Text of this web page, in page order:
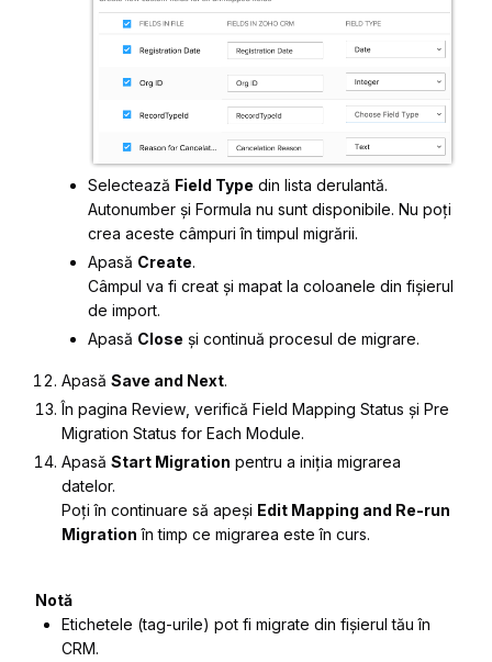
Selectează Field Type din lista derulantă.
Autonumber și Formula nu sunt disponibile. Nu poți
crea aceste câmpuri în timpul migrării.
Apasă Create.
Câmpul va fi creat și mapat la coloanele din fișierul
de import.
Apasă Close și continuă procesul de migrare.
Apasă Save and Next.
În pagina Review , verifică Field Mapping Status și Pre
Migration Status for Each Module.
Apasă Start Migration pentru a iniția migrarea
datelor.
Poți în continuare să apeși Edit Mapping and Re-run
Migration în timp ce migrarea este în curs.
Notă
Etichetele (tag-urile) pot fi migrate din fișierul tău în
CRM.